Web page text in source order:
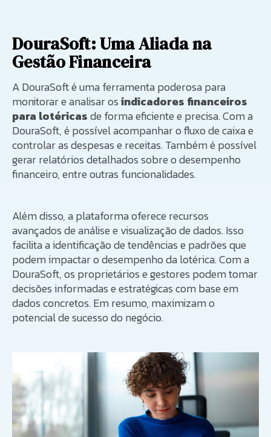
DouraSoft: Uma Aliada na
Gestão Financeira
A DouraSoft é uma ferramenta poderosa para
monitorar e analisar osindicadores financeiros
para lotéricasde forma eficiente e precisa. Com a
DouraSoft, é possível acompanhar o fluxo de caixa e
controlar as despesas e receitas. Também é possível
gerar relatórios detalhados sobre o desempenho
financeiro, entre outras funcionalidades.
Além disso, a plataforma oferece recursos
avançados de análise e visualização de dados. Isso
facilita a identificação de tendências e padrões que
podem impactar o desempenho da lotérica. Com a
DouraSoft, os proprietários e gestores podem tomar
decisões informadas e estratégicas com base em
dados concretos. Em resumo, maximizam o
potencial de sucesso do negócio.